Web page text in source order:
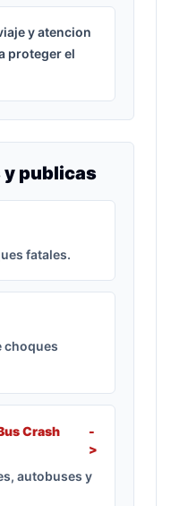
y atencion
proteger el
y publicas
fatales.
choques
Crash
-
>
autobuses y